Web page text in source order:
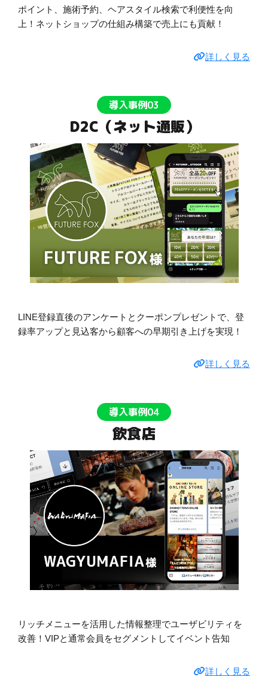
ポイント、施術予約、ヘアスタイル検索で利便性を向
上！ネットショップの仕組み構築で売上にも貢献！
詳しく見る
導入事例03
D2C（ネット通販）
LINE登録直後のアンケートとクーポンプレゼントで、登
録率アップと見込客から顧客への早期引き上げを実現！
詳しく見る
導入事例04
飲食店
リッチメニューを活用した情報整理でユーザビリティを
改善！VIPと通常会員をセグメントしてイベント告知
詳しく見る